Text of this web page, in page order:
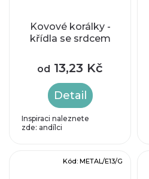
Kovové korálky -
křídla se srdcem
od 13,23 Kč
Detail
Inspiraci naleznete
zde: andílci
Kód: METAL/E13/G